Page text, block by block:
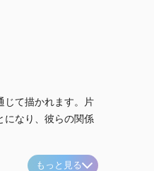
じて描かれます。片
になり、彼らの関係
もっと見る